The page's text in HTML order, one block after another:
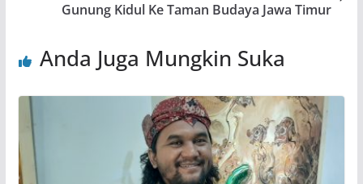
Gunung Kidul Ke Taman Budaya Jawa Timur
Anda Juga Mungkin Suka